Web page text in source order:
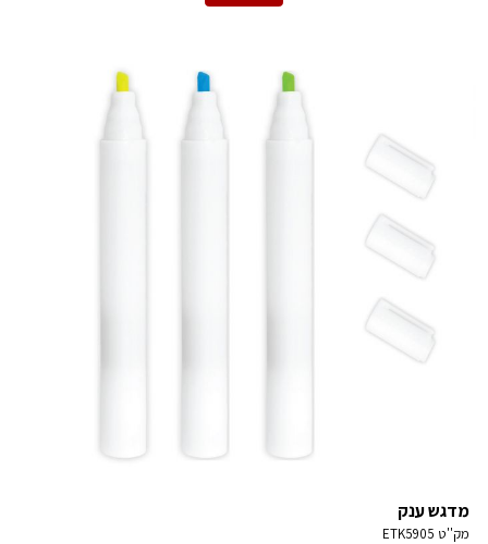
מדגש ענק
מק''ט ETK5905